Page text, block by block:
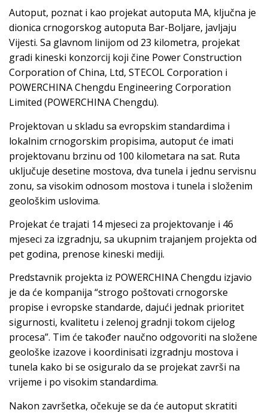
Autoput, poznat i kao projekat autoputa MA, ključna je
dionica crnogorskog autoputa Bar-Boljare, javljaju
Vijesti. Sa glavnom linijom od 23 kilometra, projekat
gradi kineski konzorcij koji čine Power Construction
Corporation of China, Ltd, STECOL Corporation i
POWERCHINA Chengdu Engineering Corporation
Limited (POWERCHINA Chengdu).
Projektovan u skladu sa evropskim standardima i
lokalnim crnogorskim propisima, autoput će imati
projektovanu brzinu od 100 kilometara na sat. Ruta
uključuje desetine mostova, dva tunela i jednu servisnu
zonu, sa visokim odnosom mostova i tunela i složenim
geološkim uslovima.
Projekat će trajati 14 mjeseci za projektovanje i 46
mjeseci za izgradnju, sa ukupnim trajanjem projekta od
pet godina, prenose kineski mediji.
Predstavnik projekta iz POWERCHINA Chengdu izjavio
je da će kompanija “strogo poštovati crnogorske
propise i evropske standarde, dajući jednak prioritet
sigurnosti, kvalitetu i zelenoj gradnji tokom cijelog
procesa”. Tim će također naučno odgovoriti na složene
geološke izazove i koordinisati izgradnju mostova i
tunela kako bi se osiguralo da se projekat završi na
vrijeme i po visokim standardima.
Nakon završetka, očekuje se da će autoput skratiti